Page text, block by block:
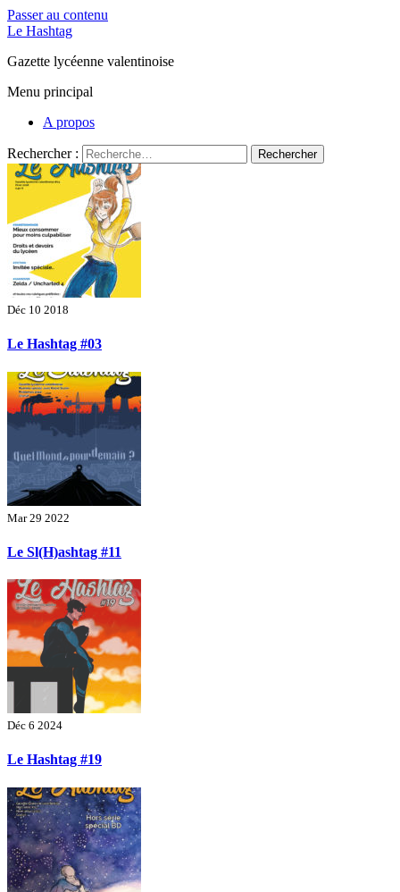
Passer au contenu
Le Hashtag
Gazette lycéenne valentinoise
Menu principal
A propos
Rechercher :
Déc 10 2018
Le Hashtag #03
Mar 29 2022
Le Sl(H)ashtag #11
Déc 6 2024
Le Hashtag #19